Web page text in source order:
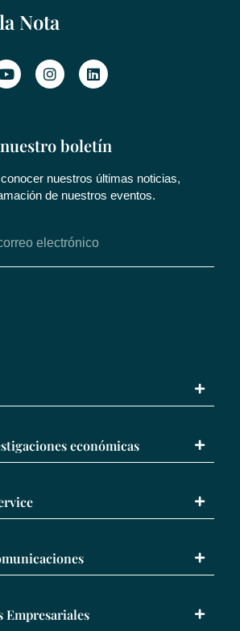
Nota
boletín
nuestros últimas noticias,
de nuestros eventos.
económicas
Empresariales